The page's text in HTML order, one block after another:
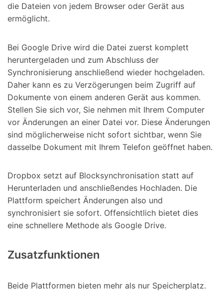
die Dateien von jedem Browser oder Gerät aus
ermöglicht.
Bei Google Drive wird die Datei zuerst komplett
heruntergeladen und zum Abschluss der
Synchronisierung anschließend wieder hochgeladen.
Daher kann es zu Verzögerungen beim Zugriff auf
Dokumente von einem anderen Gerät aus kommen.
Stellen Sie sich vor, Sie nehmen mit Ihrem Computer
vor Änderungen an einer Datei vor. Diese Änderungen
sind möglicherweise nicht sofort sichtbar, wenn Sie
dasselbe Dokument mit Ihrem Telefon geöffnet haben.
Dropbox setzt auf Blocksynchronisation statt auf
Herunterladen und anschließendes Hochladen. Die
Plattform speichert Änderungen also und
synchronisiert sie sofort. Offensichtlich bietet dies
eine schnellere Methode als Google Drive.
Zusatzfunktionen
Beide Plattformen bieten mehr als nur Speicherplatz.